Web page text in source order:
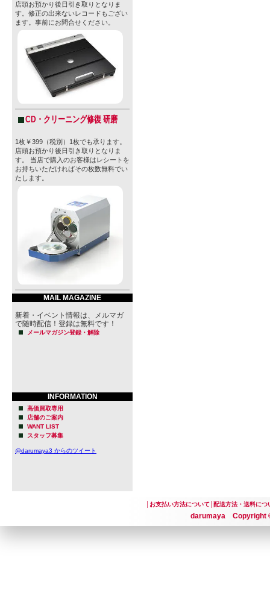
店頭お預かり後日引き取りとなりま
す。修正の出来ないレコードもござい
ます。事前にお問合せください。
CD・クリーニング修復 研磨
1枚￥399（税別）1枚でも承ります。
店頭お預かり後日引き取りとなりま
す。 当店で購入のお客様はレシートを
お持ちいただければその枚数無料でい
たします。
MAIL MAGAZINE
新着・イベント情報は、メルマガ
で随時配信！登録は無料です！
メールマガジン登録・解除
INFORMATION
高価買取専用
店舗のご案内
WANT LIST
スタッフ募集
@darumaya3 からのツイート
お支払い方法について│ 配送方法・送料につ
darumaya Copyright